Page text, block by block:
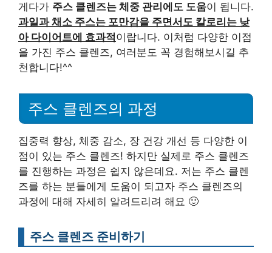
게다가 주스 클렌즈는 체중 관리에도 도움이 됩니다.
과일과 채소 주스는 포만감을 주면서도 칼로리는 낮
아 다이어트에 효과적 이랍니다. 이처럼 다양한 이점
을 가진 주스 클렌즈, 여러분도 꼭 경험해보시길 추
천합니다!^^
주스 클렌즈의 과정
집중력 향상, 체중 감소, 장 건강 개선 등 다양한 이
점이 있는 주스 클렌즈! 하지만 실제로 주스 클렌즈
를 진행하는 과정은 쉽지 않은데요. 저는 주스 클렌
즈를 하는 분들에게 도움이 되고자 주스 클렌즈의
과정에 대해 자세히 알려드리려 해요 🙂
주스 클렌즈 준비하기